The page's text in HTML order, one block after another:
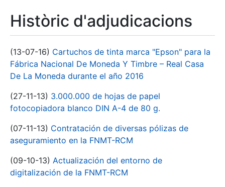
Històric d'adjudicacions
(13-07-16) Cartuchos de tinta marca "Epson" para la
Fábrica Nacional De Moneda Y Timbre – Real Casa
De La Moneda durante el año 2016
(27-11-13) 3.000.000 de hojas de papel
fotocopiadora blanco DIN A-4 de 80 g.
(07-11-13) Contratación de diversas pólizas de
aseguramiento en la FNMT-RCM
(09-10-13) Actualización del entorno de
digitalización de la FNMT-RCM